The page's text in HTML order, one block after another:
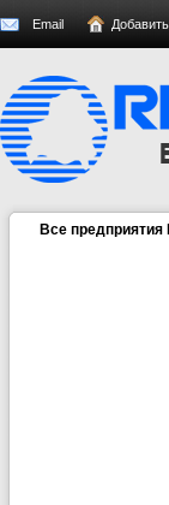
Email
Все предприятия